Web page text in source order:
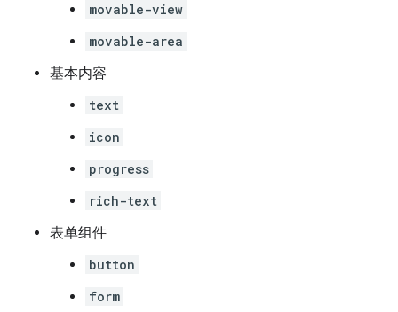
movable-view
movable-area
基本内容
text
icon
progress
rich-text
表单组件
button
form